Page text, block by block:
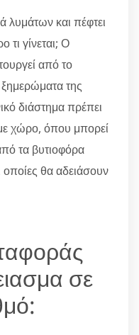
λυμάτων και πέφτει
τι γίνεται; Ο
από το
της
διάστημα πρέπει
χώρο, όπου μπορεί
τα βυτιοφόρα
οποίες θα αδειάσουν
σε